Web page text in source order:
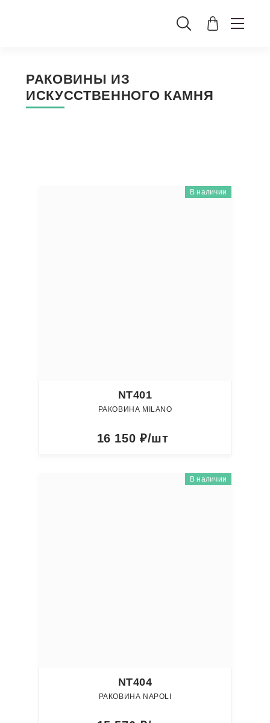
РАКОВИНЫ ИЗ
ИСКУССТВЕННОГО КАМНЯ
В наличии
NT401
РАКОВИНА MILANO
16 150 ₽/шт
В наличии
NT404
РАКОВИНА NAPOLI